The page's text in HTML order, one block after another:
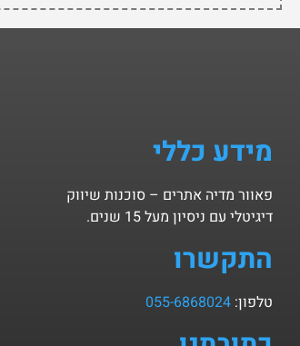
מידע כללי
פאוור מדיה אתרים – סוכנות שיווק
דיגיטלי עם ניסיון מעל 15 שנים.
התקשרו
טלפון: 055-6868024